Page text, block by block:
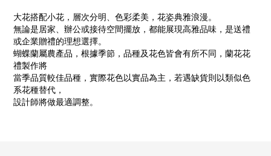
大花搭配小花，層次分明、色彩柔美，花姿典雅浪漫。
無論是居家、辦公或接待空間擺放，都能展現高雅品味，是送禮
或企業贈禮的理想選擇。
蝴蝶蘭屬農產品，根據季節，品種及花色皆會有所不同，蘭花花
禮製作將
當季品質較佳品種，實際花色以實品為主，若遇缺貨則以類似色
系花種替代，
設計師將做最適調整。